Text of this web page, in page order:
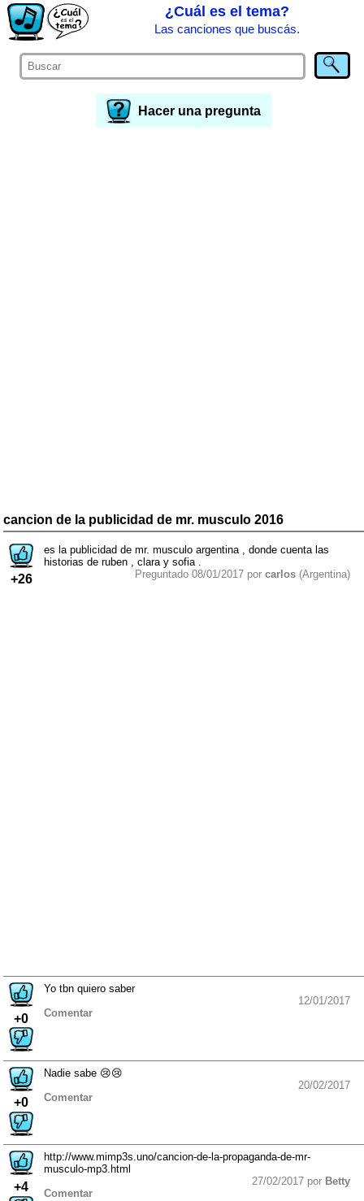
¿Cuál es el tema?
Las canciones que buscás.
Hacer una pregunta
cancion de la publicidad de mr. musculo 2016
+26
es la publicidad de mr. musculo argentina , donde cuenta las
historias de ruben , clara y sofia .
Preguntado 08/01/2017 por carlos (Argentina)
+0
Yo tbn quiero saber
12/01/2017
Comentar
+0
Nadie sabe 😢😢
20/02/2017
Comentar
+4
http://www.mimp3s.uno/cancion-de-la-propaganda-de-mr-
musculo-mp3.html
27/02/2017 por Betty
Comentar